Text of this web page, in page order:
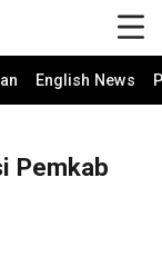
English News
Pemkab